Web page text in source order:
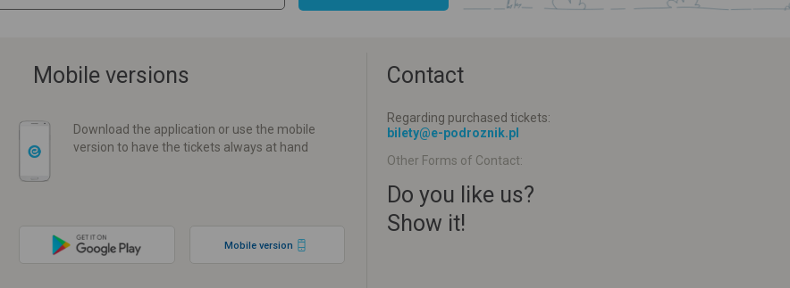
Mobile versions
Download the application or use the mobile
version to have the tickets always at hand
Mobile version
Contact
Regarding purchased tickets:
bilety@e-podroznik.pl
Other Forms of Contact:
Do you like us?
Show it!